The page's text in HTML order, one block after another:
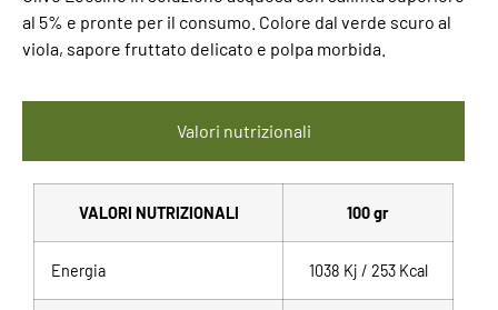
al 5% e pronte per il consumo. Colore dal verde scuro al
viola, sapore fruttato delicato e polpa morbida.
Valori nutrizionali
VALORI NUTRIZIONALI 100 gr
Energia 1038 Kj / 253 Kcal